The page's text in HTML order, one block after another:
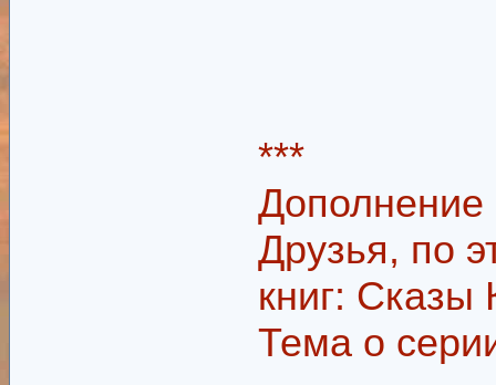
***
Дополнение
Друзья, по
книг: Сказы
Тема о